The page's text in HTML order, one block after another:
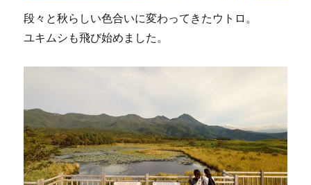
段々と秋らしい色合いに変わってきたウトロ。
ユキムシも飛び始めました。